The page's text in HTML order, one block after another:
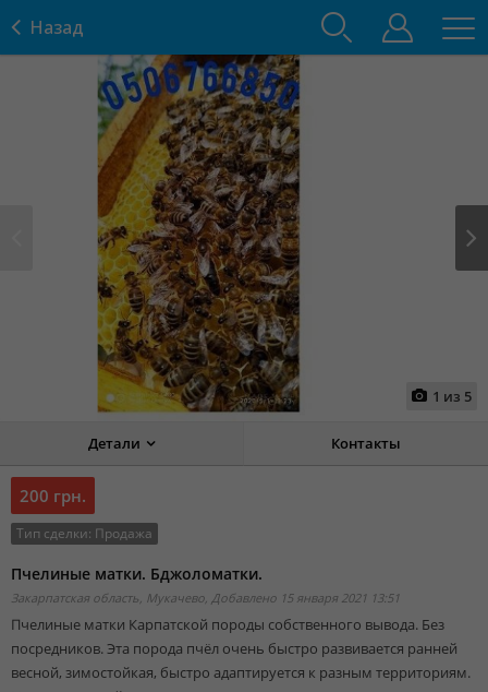
Назад
1 из 5
Детали Контакты
200 грн.
Тип сделки: Продажа
Пчелиные матки. Бджоломатки.
Закарпатская область, Мукачево, Добавлено 15 января 2021 13:51
Пчелиные матки Карпатской породы собственного вывода. Без
посредников. Эта порода пчёл очень быстро развивается ранней
весной, зимостойкая, быстро адаптируется к разным территориям.